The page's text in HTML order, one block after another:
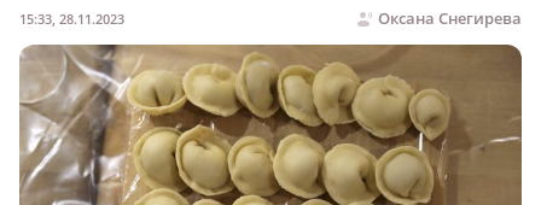
Оксана Снегирева
15:33, 28.11.2023